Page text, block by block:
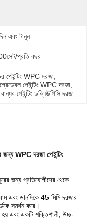
এবং টানুন
প্রতি বছর
পেইন্টিং WPC দরজা
পেইন্টিং WPC দরজা
পেইন্টিং ডব্লিউপিসি দরজা
WPC দরজা পেইন্টিং
জন্য প্রতিযোগীদের থেকে
এবং ডানদিকে 45 মিমি দরজার
সমর্থন করে।
এবং একটি শক্তিশালী, উচ্চ-